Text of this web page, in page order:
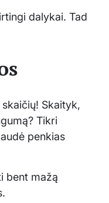
dalykai. Tad
Skaityk,
Tikri
penkias
bent mažą